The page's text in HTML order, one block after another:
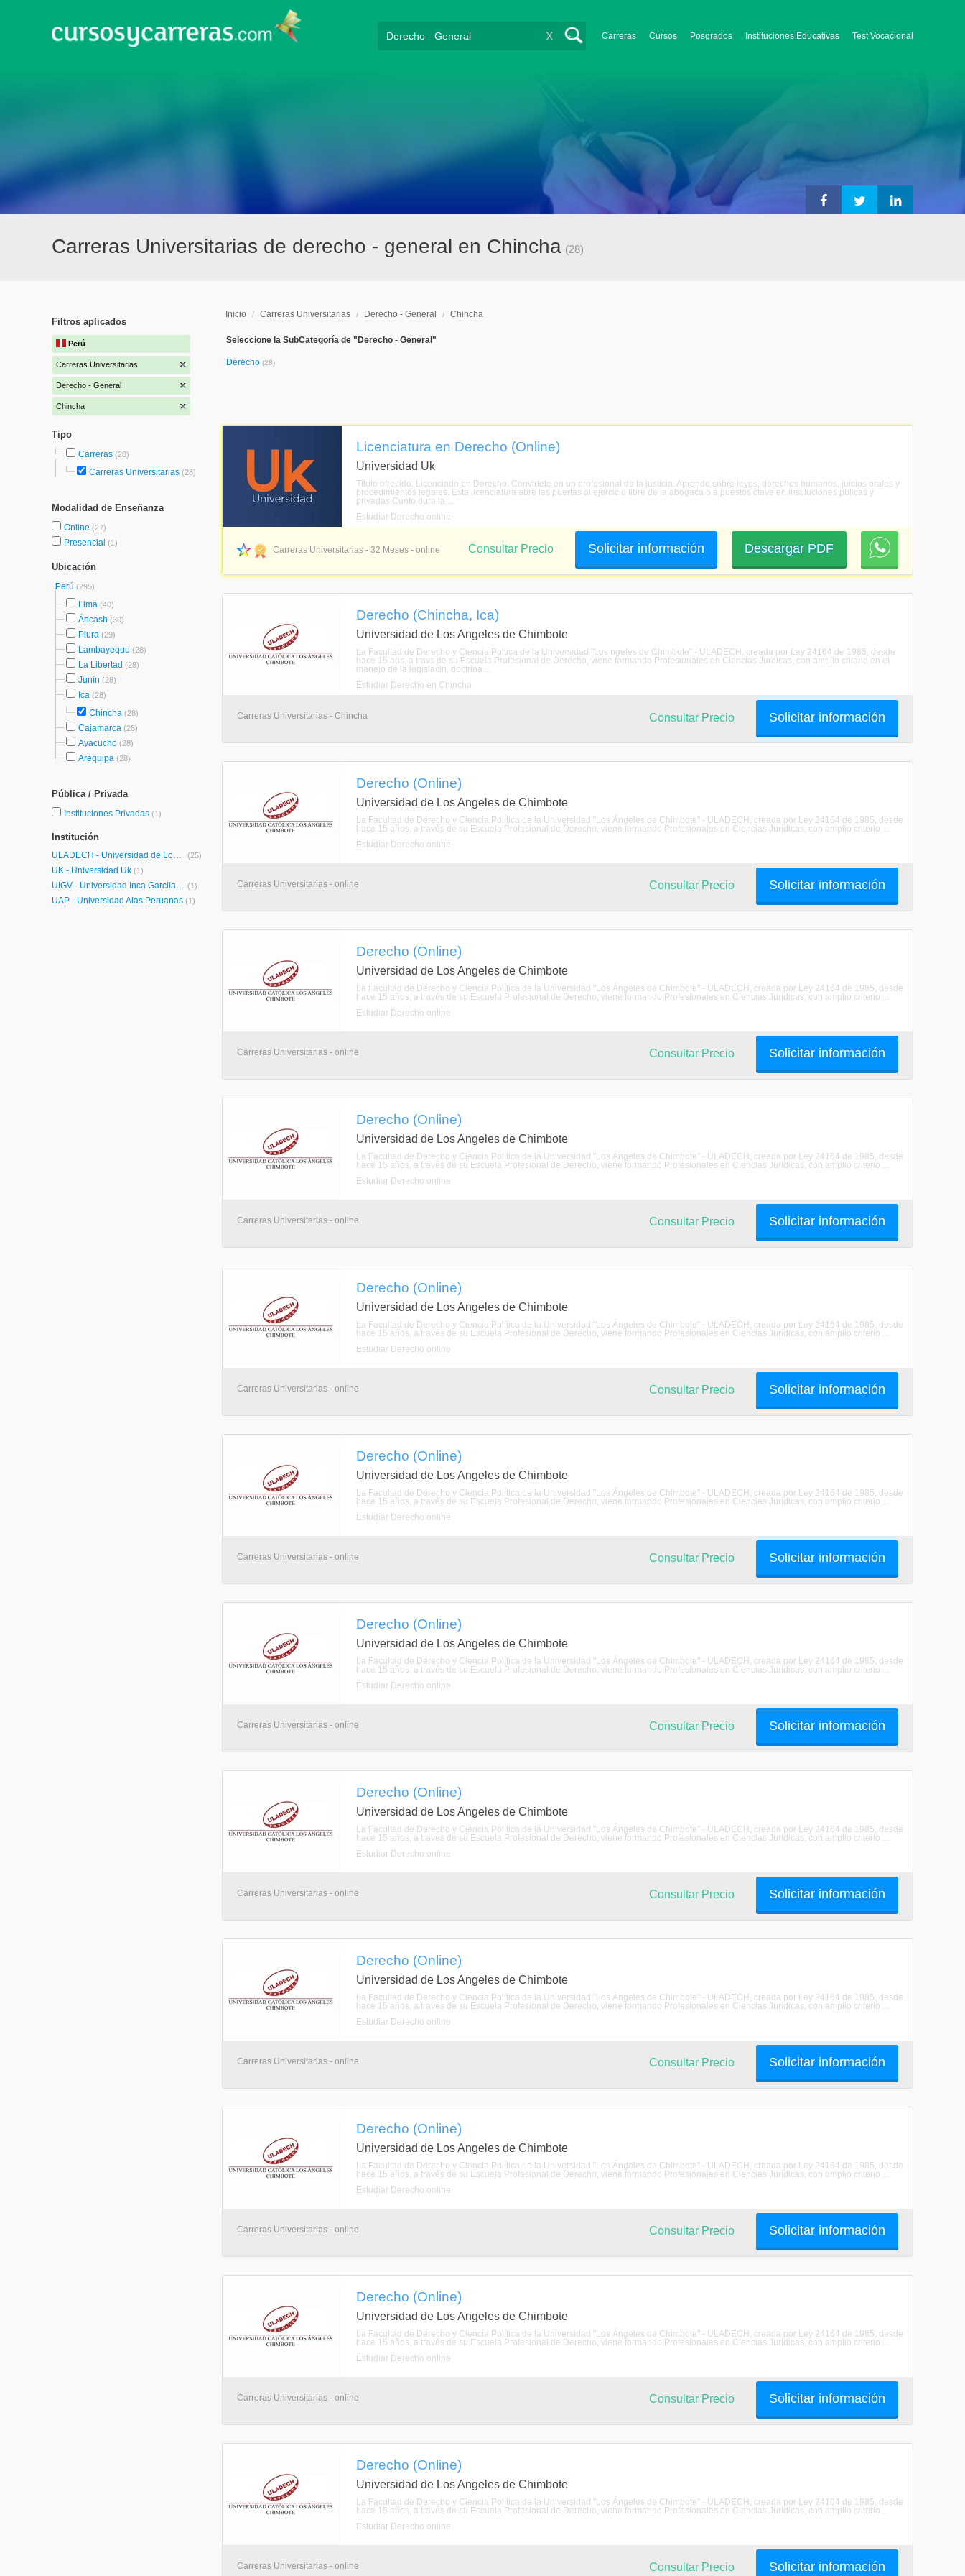
Carreras Cursos Posgrados Instituciones Educativas Test Vocacional
X
Carreras Universitarias de derecho - general en Chincha (28)
Filtros aplicados
Perú
Carreras Universitarias
Derecho - General
Chincha
Tipo
Carreras (28)
Carreras Universitarias (28)
Modalidad de Enseñanza
Online (27)
Presencial (1)
Ubicación
Perú (295)
Lima (40)
Áncash (30)
Piura (29)
Lambayeque (28)
La Libertad (28)
Junín (28)
Ica (28)
Chincha (28)
Cajamarca (28)
Ayacucho (28)
Arequipa (28)
Pública / Privada
Instituciones Privadas (1)
Institución
ULADECH - Universidad de Los Angeles de Chimbote (25)
UK - Universidad Uk (1)
UIGV - Universidad Inca Garcilaso de la Vega (1)
UAP - Universidad Alas Peruanas (1)
Inicio / Carreras Universitarias / Derecho - General / Chincha
Seleccione la SubCategoría de "Derecho - General"
Derecho (28)
Licenciatura en Derecho (Online)
Universidad Uk
Título ofrecido: Licenciado en Derecho. Convirtete en un profesional de la justicia. Aprende sobre leyes, derechos humanos, juicios orales y
procedimientos legales. Esta licenciatura abre las puertas al ejercicio libre de la abogaca o a puestos clave en instituciones pblicas y
privadas.Cunto dura la ...
Estudiar Derecho online
Carreras Universitarias - 32 Meses - online Descargar PDF
Solicitar información
Consultar Precio
Derecho (Chincha, Ica)
Universidad de Los Angeles de Chimbote
La Facultad de Derecho y Ciencia Poltica de la Universidad "Los ngeles de Chimbote" - ULADECH, creada por Ley 24164 de 1985, desde
hace 15 aos, a travs de su Escuela Profesional de Derecho, viene formando Profesionales en Ciencias Jurdicas, con amplio criterio en el
manejo de la legislacin, doctrina ...
Estudiar Derecho en Chincha
Carreras Universitarias - Chincha Solicitar información
Consultar Precio
Derecho (Online)
Universidad de Los Angeles de Chimbote
La Facultad de Derecho y Ciencia Política de la Universidad "Los Ángeles de Chimbote" - ULADECH, creada por Ley 24164 de 1985, desde
hace 15 años, a través de su Escuela Profesional de Derecho, viene formando Profesionales en Ciencias Jurídicas, con amplio criterio ...
Estudiar Derecho online
Carreras Universitarias - online Solicitar información
Consultar Precio
Derecho (Online)
Universidad de Los Angeles de Chimbote
La Facultad de Derecho y Ciencia Política de la Universidad "Los Ángeles de Chimbote" - ULADECH, creada por Ley 24164 de 1985, desde
hace 15 años, a través de su Escuela Profesional de Derecho, viene formando Profesionales en Ciencias Jurídicas, con amplio criterio ...
Estudiar Derecho online
Carreras Universitarias - online Solicitar información
Consultar Precio
Derecho (Online)
Universidad de Los Angeles de Chimbote
La Facultad de Derecho y Ciencia Política de la Universidad "Los Ángeles de Chimbote" - ULADECH, creada por Ley 24164 de 1985, desde
hace 15 años, a través de su Escuela Profesional de Derecho, viene formando Profesionales en Ciencias Jurídicas, con amplio criterio ...
Estudiar Derecho online
Carreras Universitarias - online Solicitar información
Consultar Precio
Derecho (Online)
Universidad de Los Angeles de Chimbote
La Facultad de Derecho y Ciencia Política de la Universidad "Los Ángeles de Chimbote" - ULADECH, creada por Ley 24164 de 1985, desde
hace 15 años, a través de su Escuela Profesional de Derecho, viene formando Profesionales en Ciencias Jurídicas, con amplio criterio ...
Estudiar Derecho online
Carreras Universitarias - online Solicitar información
Consultar Precio
Derecho (Online)
Universidad de Los Angeles de Chimbote
La Facultad de Derecho y Ciencia Política de la Universidad "Los Ángeles de Chimbote" - ULADECH, creada por Ley 24164 de 1985, desde
hace 15 años, a través de su Escuela Profesional de Derecho, viene formando Profesionales en Ciencias Jurídicas, con amplio criterio ...
Estudiar Derecho online
Carreras Universitarias - online Solicitar información
Consultar Precio
Derecho (Online)
Universidad de Los Angeles de Chimbote
La Facultad de Derecho y Ciencia Política de la Universidad "Los Ángeles de Chimbote" - ULADECH, creada por Ley 24164 de 1985, desde
hace 15 años, a través de su Escuela Profesional de Derecho, viene formando Profesionales en Ciencias Jurídicas, con amplio criterio ...
Estudiar Derecho online
Carreras Universitarias - online Solicitar información
Consultar Precio
Derecho (Online)
Universidad de Los Angeles de Chimbote
La Facultad de Derecho y Ciencia Política de la Universidad "Los Ángeles de Chimbote" - ULADECH, creada por Ley 24164 de 1985, desde
hace 15 años, a través de su Escuela Profesional de Derecho, viene formando Profesionales en Ciencias Jurídicas, con amplio criterio ...
Estudiar Derecho online
Carreras Universitarias - online Solicitar información
Consultar Precio
Derecho (Online)
Universidad de Los Angeles de Chimbote
La Facultad de Derecho y Ciencia Política de la Universidad "Los Ángeles de Chimbote" - ULADECH, creada por Ley 24164 de 1985, desde
hace 15 años, a través de su Escuela Profesional de Derecho, viene formando Profesionales en Ciencias Jurídicas, con amplio criterio ...
Estudiar Derecho online
Carreras Universitarias - online Solicitar información
Consultar Precio
Derecho (Online)
Universidad de Los Angeles de Chimbote
La Facultad de Derecho y Ciencia Política de la Universidad "Los Ángeles de Chimbote" - ULADECH, creada por Ley 24164 de 1985, desde
hace 15 años, a través de su Escuela Profesional de Derecho, viene formando Profesionales en Ciencias Jurídicas, con amplio criterio ...
Estudiar Derecho online
Carreras Universitarias - online Solicitar información
Consultar Precio
Derecho (Online)
Universidad de Los Angeles de Chimbote
La Facultad de Derecho y Ciencia Política de la Universidad "Los Ángeles de Chimbote" - ULADECH, creada por Ley 24164 de 1985, desde
hace 15 años, a través de su Escuela Profesional de Derecho, viene formando Profesionales en Ciencias Jurídicas, con amplio criterio ...
Estudiar Derecho online
Carreras Universitarias - online Solicitar información
Consultar Precio
Derecho (Online)
Universidad de Los Angeles de Chimbote
La Facultad de Derecho y Ciencia Política de la Universidad "Los Ángeles de Chimbote" - ULADECH, creada por Ley 24164 de 1985, desde
hace 15 años, a través de su Escuela Profesional de Derecho, viene formando Profesionales en Ciencias Jurídicas, con amplio criterio ...
Estudiar Derecho online
Carreras Universitarias - online Solicitar información
Consultar Precio